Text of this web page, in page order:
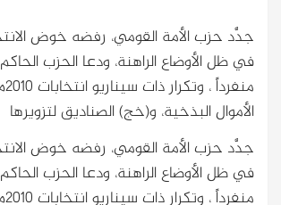
جدَّد حزب الأمة القومي، رفضه خوض
في ظل الأوضاع الراهنة، ودعا الحزب
الأموال البذخية، و(خج) الصناديق لتزويرها
جدَّد حزب الأمة القومي، رفضه خوض
في ظل الأوضاع الراهنة، ودعا الحزب